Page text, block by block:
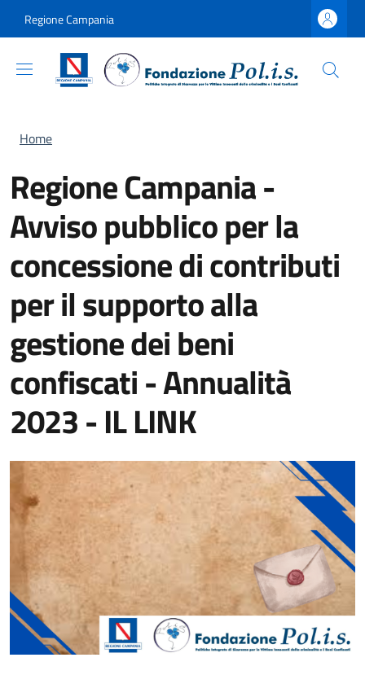
Regione Campania
Briciole di pane
Home
Regione Campania -
Avviso pubblico per la
concessione di contributi
per il supporto alla
gestione dei beni
confiscati - Annualità
2023 - IL LINK